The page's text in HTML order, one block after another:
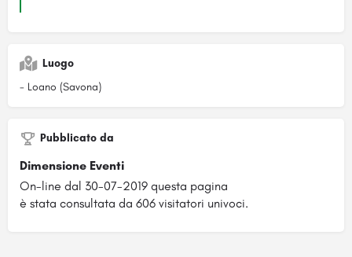
Luogo
- Loano (Savona)
Pubblicato da
Dimensione Eventi
On-line dal 30-07-2019 questa pagina
è stata consultata da 606 visitatori univoci.